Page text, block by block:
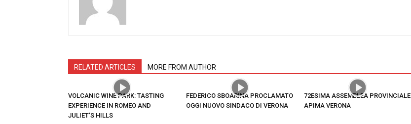
RELATED ARTICLES MORE FROM AUTHOR
VOLCANIC WINE PARK: TASTING
EXPERIENCE IN ROMEO AND
JULIET’S HILLS
FEDERICO SBOARINA PROCLAMATO
OGGI NUOVO SINDACO DI VERONA
72ESIMA ASSEMBLEA PROVINCIALE
APIMA VERONA